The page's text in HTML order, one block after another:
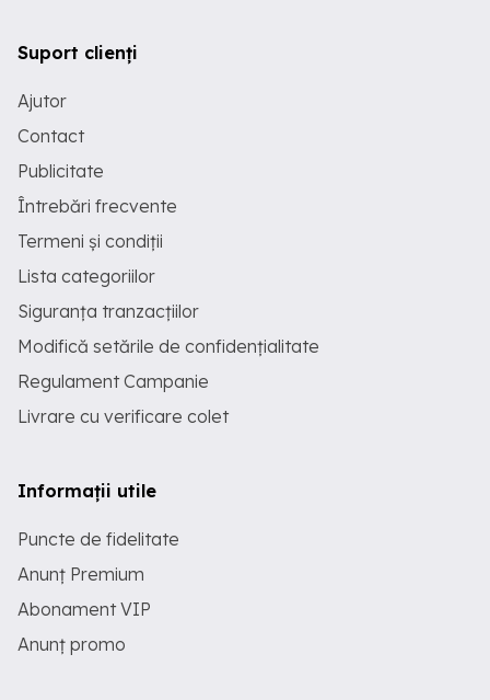
Suport clienți
Ajutor
Contact
Publicitate
Întrebări frecvente
Termeni și condiții
Lista categoriilor
Siguranța tranzacțiilor
Modifică setările de confidențialitate
Regulament Campanie
Livrare cu verificare colet
Informații utile
Puncte de fidelitate
Anunț Premium
Abonament VIP
Anunț promo